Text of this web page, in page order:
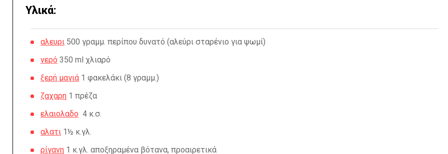
Υλικά:
αλευρι 500 γραμμ. περίπου δυνατό (αλεύρι σταρένιο για ψωμί)
νερό 350 ml χλιαρό
ξερή μαγιά 1 φακελάκι (8 γραμμ.)
ζαχαρη 1 πρέζα
ελαιολαδο 4 κ.σ.
αλατι 1½ κ.γλ.
ρίγανη 1 κ.γλ. αποξηραμένα βότανα, προαιρετικά